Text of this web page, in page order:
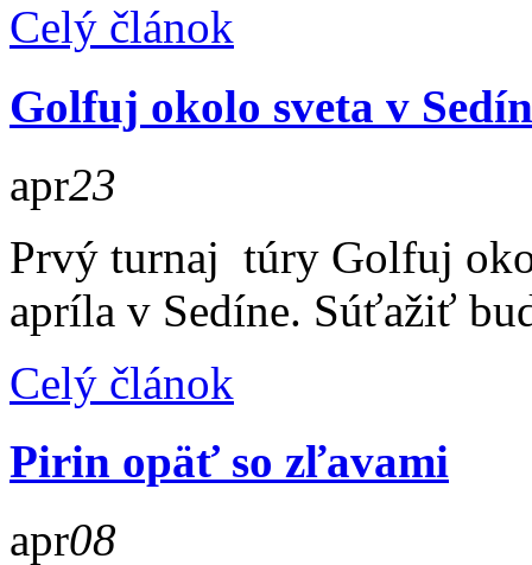
Celý článok
Golfuj okolo sveta v
apr23
Prvý turnaj túry Golfuj
apríla v Sedíne. Súťažiť
Celý článok
Pirin opäť so zľavami
apr08